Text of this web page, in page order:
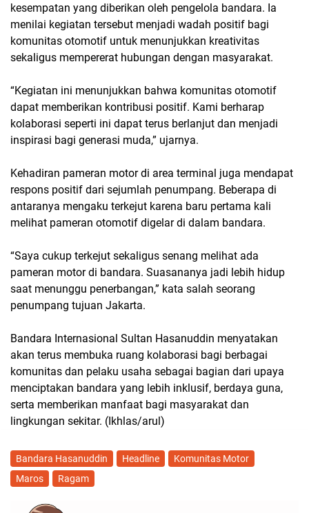
kesempatan yang diberikan oleh pengelola bandara. Ia
menilai kegiatan tersebut menjadi wadah positif bagi
komunitas otomotif untuk menunjukkan kreativitas
sekaligus mempererat hubungan dengan masyarakat.
“Kegiatan ini menunjukkan bahwa komunitas otomotif
dapat memberikan kontribusi positif. Kami berharap
kolaborasi seperti ini dapat terus berlanjut dan menjadi
inspirasi bagi generasi muda,” ujarnya.
Kehadiran pameran motor di area terminal juga mendapat
respons positif dari sejumlah penumpang. Beberapa di
antaranya mengaku terkejut karena baru pertama kali
melihat pameran otomotif digelar di dalam bandara.
“Saya cukup terkejut sekaligus senang melihat ada
pameran motor di bandara. Suasananya jadi lebih hidup
saat menunggu penerbangan,” kata salah seorang
penumpang tujuan Jakarta.
Bandara Internasional Sultan Hasanuddin menyatakan
akan terus membuka ruang kolaborasi bagi berbagai
komunitas dan pelaku usaha sebagai bagian dari upaya
menciptakan bandara yang lebih inklusif, berdaya guna,
serta memberikan manfaat bagi masyarakat dan
lingkungan sekitar. (Ikhlas/arul)
Bandara Hasanuddin Headline
Komunitas Motor
Maros
Ragam